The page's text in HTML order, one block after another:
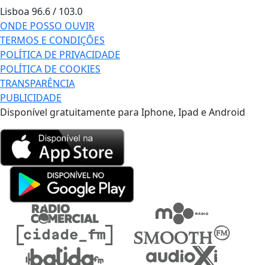
Lisboa 96.6 / 103.0
ONDE POSSO OUVIR
TERMOS E CONDIÇÕES
POLÍTICA DE PRIVACIDADE
POLÍTICA DE COOKIES
TRANSPARÊNCIA
PUBLICIDADE
Disponível gratuitamente para Iphone, Ipad e Android